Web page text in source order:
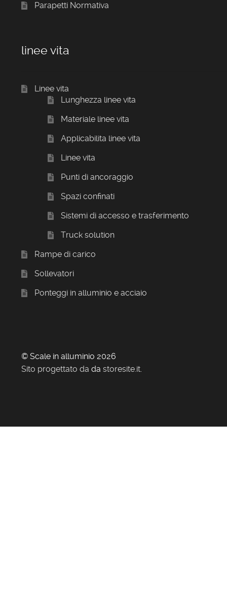
Parapetti Normativa
linee vita
Linee vita
Lunghezza linee vita
Materiale linee vita
Applicabilita linee vita
Linee vita
Punti di ancoraggio
Spazi confinati
Sistemi di accesso e trasferimento
Truck solution
Rampe di carico
Sollevatori
Ponteggi in alluminio e acciaio
© Scale in alluminio 2026
Sito progettato da da storesite.it.